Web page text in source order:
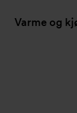
Varme og